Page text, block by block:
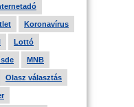
Koronavírus
Lottó
MNB
Olasz választás